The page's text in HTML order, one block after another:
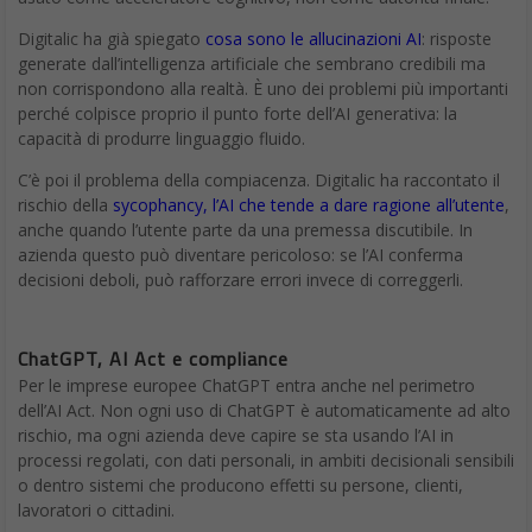
Digitalic ha già spiegato cosa sono le allucinazioni AI: risposte
generate dall’intelligenza artificiale che sembrano credibili ma
non corrispondono alla realtà. È uno dei problemi più importanti
perché colpisce proprio il punto forte dell’AI generativa: la
capacità di produrre linguaggio fluido.
C’è poi il problema della compiacenza. Digitalic ha raccontato il
rischio della sycophancy, l’AI che tende a dare ragione all’utente,
anche quando l’utente parte da una premessa discutibile. In
azienda questo può diventare pericoloso: se l’AI conferma
decisioni deboli, può rafforzare errori invece di correggerli.
ChatGPT, AI Act e compliance
Per le imprese europee ChatGPT entra anche nel perimetro
dell’AI Act. Non ogni uso di ChatGPT è automaticamente ad alto
rischio, ma ogni azienda deve capire se sta usando l’AI in
processi regolati, con dati personali, in ambiti decisionali sensibili
o dentro sistemi che producono effetti su persone, clienti,
lavoratori o cittadini.